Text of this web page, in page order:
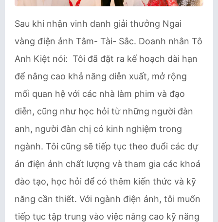
Sau khi nhận vinh danh giải thưởng Ngai
vàng điện ảnh Tâm- Tài- Sắc. Doanh nhân Tô
Anh Kiệt nói: Tôi đã đặt ra kế hoạch dài hạn
để nâng cao khả năng diễn xuất, mở rộng
mối quan hệ với các nhà làm phim và đạo
diễn, cũng như học hỏi từ những người đàn
anh, người đàn chị có kinh nghiệm trong
ngành. Tôi cũng sẽ tiếp tục theo đuổi các dự
án điện ảnh chất lượng và tham gia các khoá
đào tạo, học hỏi để có thêm kiến thức và kỹ
năng cần thiết. Với ngành điện ảnh, tôi muốn
tiếp tục tập trung vào việc nâng cao kỹ năng